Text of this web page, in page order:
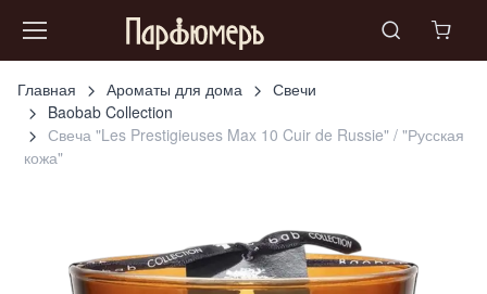
Главная Ароматы для дома
Свечи
Baobab Collection
Свеча "Les Prestigieuses Max 10 Cuir de Russie" / "Русская
кожа"